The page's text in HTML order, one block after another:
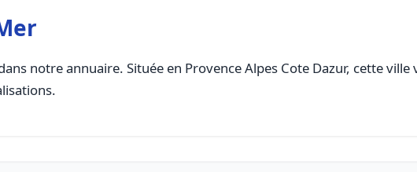
notre annuaire. Située en Provence Alpes Cote Dazur, cette